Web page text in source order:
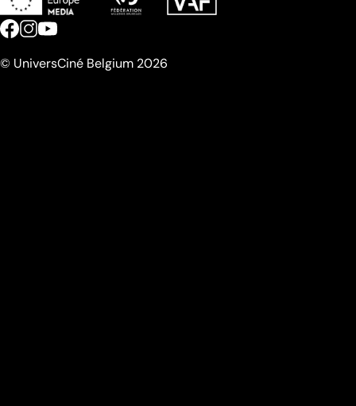
© UniversCiné Belgium 2026